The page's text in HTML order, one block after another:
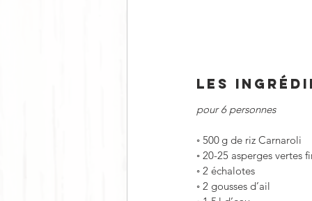
LES
pour 6 personnes
◦ 500 g de riz Carnaroli
◦ 20-25 asperges vertes
◦ 2 échalotes
◦ 2 gousses d’ail